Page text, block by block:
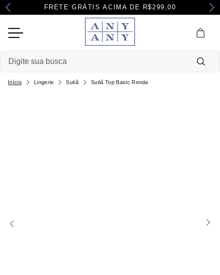
FRETE GRÁTIS ACIMA DE R$299,00
Lingerie Sutiã Sutiã Top Basic Renda
Termos mais buscados